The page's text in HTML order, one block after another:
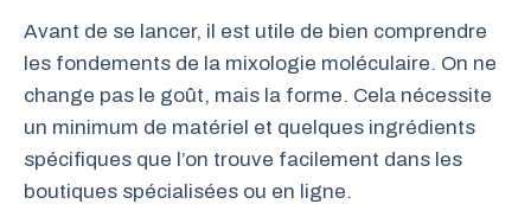
Avant de se lancer, il est utile de bien comprendre
les fondements de la mixologie moléculaire. On ne
change pas le goût, mais la forme. Cela nécessite
un minimum de matériel et quelques ingrédients
spécifiques que l’on trouve facilement dans les
boutiques spécialisées ou en ligne.